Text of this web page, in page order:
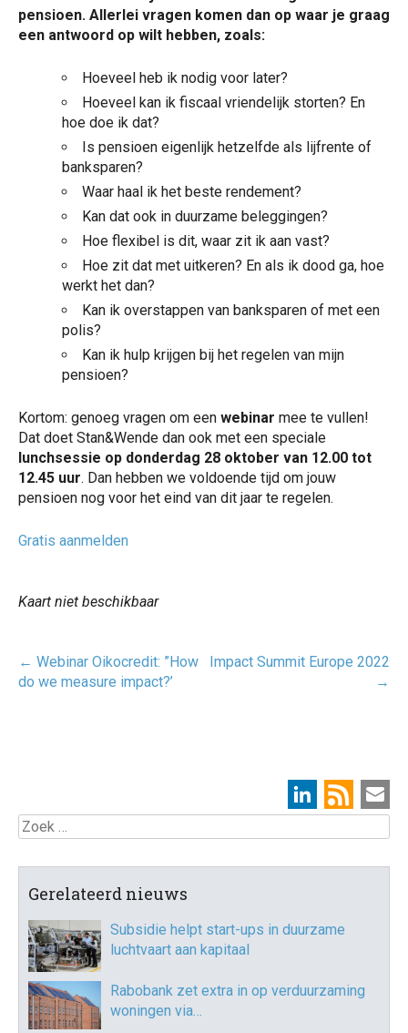
pensioen. Allerlei vragen komen dan op waar je graag
een antwoord op wilt hebben, zoals:
Hoeveel heb ik nodig voor later?
Hoeveel kan ik fiscaal vriendelijk storten? En
hoe doe ik dat?
Is pensioen eigenlijk hetzelfde als lijfrente of
banksparen?
Waar haal ik het beste rendement?
Kan dat ook in duurzame beleggingen?
Hoe flexibel is dit, waar zit ik aan vast?
Hoe zit dat met uitkeren? En als ik dood ga, hoe
werkt het dan?
Kan ik overstappen van banksparen of met een
polis?
Kan ik hulp krijgen bij het regelen van mijn
pensioen?
Kortom: genoeg vragen om een webinar mee te vullen!
Dat doet Stan&Wende dan ook met een speciale
lunchsessie op donderdag 28 oktober van 12.00 tot
12.45 uur. Dan hebben we voldoende tijd om jouw
pensioen nog voor het eind van dit jaar te regelen.
Gratis aanmelden
Kaart niet beschikbaar
Post
navigatie
← Webinar Oikocredit: ”How
do we measure impact?’
Impact Summit Europe 2022
→
Zoek
Gerelateerd nieuws
Subsidie helpt start-ups in duurzame
luchtvaart aan kapitaal
Rabobank zet extra in op verduurzaming
woningen via…